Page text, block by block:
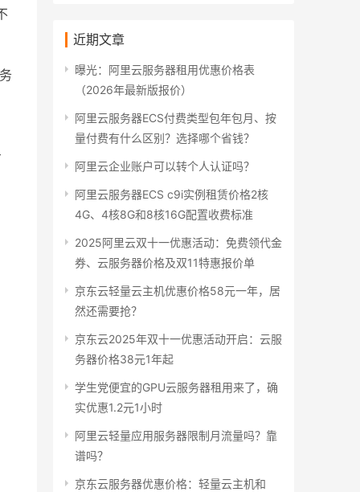
近期文章
曝光：阿里云服务器租用优惠价格表
（2026年最新版报价）
阿里云服务器ECS付费类型包年包月、按
量付费有什么区别？选择哪个省钱？
阿里云企业账户可以转个人认证吗？
阿里云服务器ECS c9i实例租赁价格2核
4G、4核8G和8核16G配置收费标准
2025阿里云双十一优惠活动：免费领代金
券、云服务器价格及双11特惠报价单
京东云轻量云主机优惠价格58元一年，居
然还需要抢？
京东云2025年双十一优惠活动开启：云服
务器价格38元1年起
学生党便宜的GPU云服务器租用来了，确
实优惠1.2元1小时
阿里云轻量应用服务器限制月流量吗？靠
谱吗？
京东云服务器优惠价格：轻量云主机和